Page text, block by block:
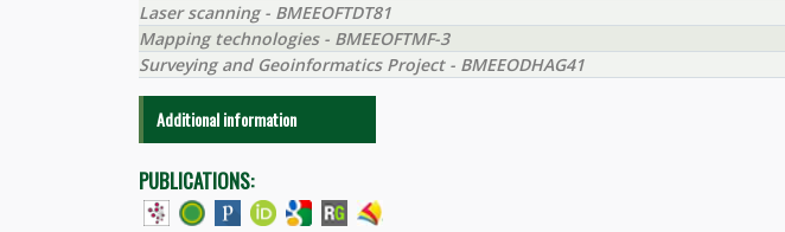
Laser scanning - BMEEOFTDT81
Mapping technologies - BMEEOFTMF-3
Surveying and Geoinformatics Project - BMEEODHAG41
Additional information
PUBLICATIONS: